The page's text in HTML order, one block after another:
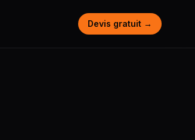
Devis gratuit →